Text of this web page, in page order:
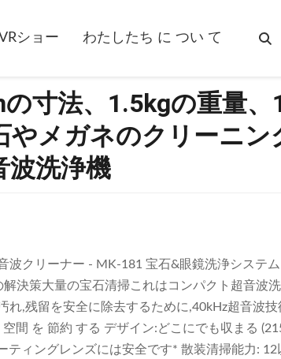
ショー わたしたち に つい て
寸法、1.5kgの重量、
やメガネのクリーニン
波洗浄機
波クリーナー - MK-181 宝石&眼鏡洗浄システ
決策大量の宝石清掃これはコンパクト超音波
れ,残留を安全に除去するために,40kHz超音波
間 を 節約 する デザイン:どこにでも収まる
ティングレンズには安全です* 散装清掃能力: